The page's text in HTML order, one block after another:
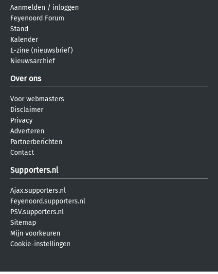
Aanmelden / inloggen
Feyenoord Forum
Stand
Kalender
E-zine (nieuwsbrief)
Nieuwsarchief
Over ons
Voor webmasters
Disclaimer
Privacy
Adverteren
Partnerberichten
Contact
Supporters.nl
Ajax.supporters.nl
Feyenoord.supporters.nl
PSV.supporters.nl
Sitemap
Mijn voorkeuren
Cookie-instellingen